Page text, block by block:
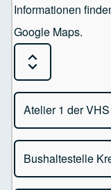
Informationen
Google Maps.
Expand or
Atelier 1 der
Atelier 1 der VHS
Bushaltestelle